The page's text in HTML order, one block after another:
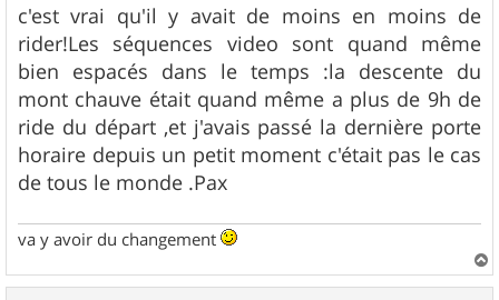
s
s
a
g
e
c'est vrai qu'il y avait de moins en moins de
rider!Les séquences video sont quand même
bien espacés dans le temps :la descente du
mont chauve était quand même a plus de 9h de
ride du départ ,et j'avais passé la dernière porte
horaire depuis un petit moment c'était pas le cas
de tous le monde .Pax
va y avoir du changement
a